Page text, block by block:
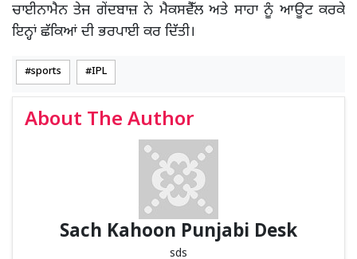
ਚਾਈਨਾਮੈਨ ਤੇਜ ਗੇਂਦਬਾਜ਼ ਨੇ ਮੈਕਸਵੈੱਲ ਅਤੇ ਸਾਹਾ ਨੂੰ ਆਊਟ ਕਰਕੇ
ਇਨ੍ਹਾਂ ਛੱਕਿਆਂ ਦੀ ਭਰਪਾਈ ਕਰ ਦਿੱਤੀ।
sports IPL
About The Author
Sach Kahoon Punjabi Desk
sds